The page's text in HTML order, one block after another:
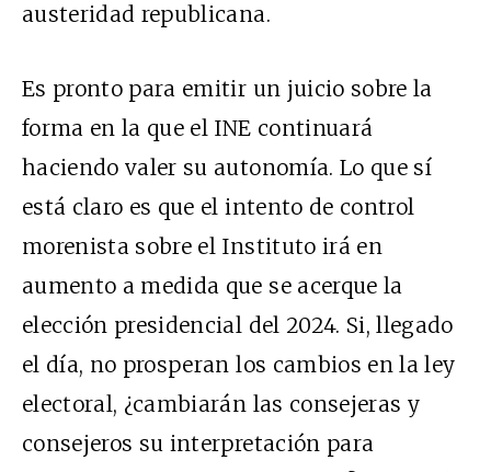
austeridad republicana.
Es pronto para emitir un juicio sobre la
forma en la que el INE continuará
haciendo valer su autonomía. Lo que sí
está claro es que el intento de control
morenista sobre el Instituto irá en
aumento a medida que se acerque la
elección presidencial del 2024. Si, llegado
el día, no prosperan los cambios en la ley
electoral, ¿cambiarán las consejeras y
consejeros su interpretación para